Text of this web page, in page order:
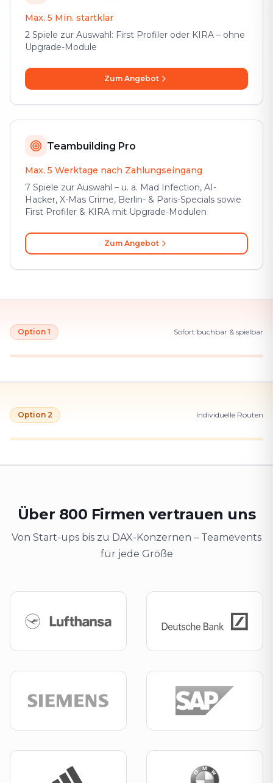
Max. 5 Min. startklar
2 Spiele zur Auswahl: First Profiler oder KIRA – ohne
Upgrade-Module
Zum Angebot
Teambuilding Pro
Max. 5 Werktage nach Zahlungseingang
7 Spiele zur Auswahl – u. a. Mad Infection, AI-
Hacker, X-Mas Crime, Berlin- & Paris-Specials sowie
First Profiler & KIRA mit Upgrade-Modulen
Zum Angebot
Option 1 Sofort buchbar & spielbar
Option 2 Individuelle Routen
Über 800 Firmen vertrauen uns
Von Start-ups bis zu DAX-Konzernen – Teamevents
für jede Größe